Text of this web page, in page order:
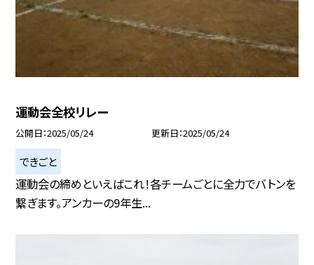
運動会全校リレー
公開日 2025/05/24 更新日 2025/05/24
できごと
運動会の締めといえばこれ！各チームごとに全力でバトンを
繋ぎます。アンカーの9年生...